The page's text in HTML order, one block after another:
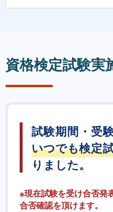
資格検定試験実
試験期間・受
いつでも検定
りました。
※現在試験を受け合否発
合否確認を頂けます。